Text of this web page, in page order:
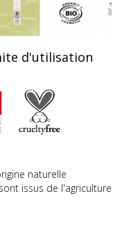
d'utilisation
naturelle
issus de l'agriculture